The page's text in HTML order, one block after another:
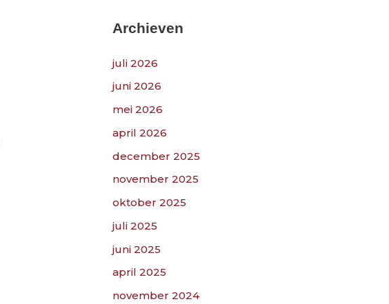
n
a
r
:
Archieven
juli 2026
juni 2026
mei 2026
april 2026
december 2025
november 2025
oktober 2025
juli 2025
juni 2025
april 2025
november 2024